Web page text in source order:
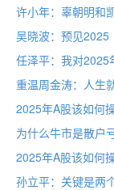
许小年：辜朝明和
吴晓波：预见2025
任泽平：我对2025
重温周金涛：人生
2025年A股该如何
为什么牛市是散户
2025年A股该如何
孙立平：关键是两